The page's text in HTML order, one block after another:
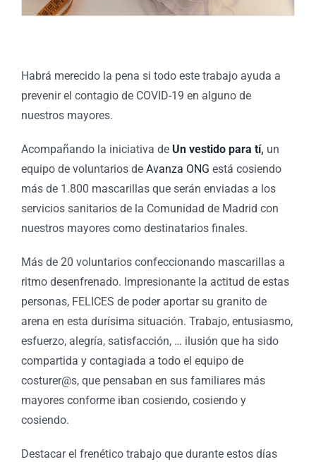
Habrá merecido la pena si todo este trabajo ayuda a
prevenir el contagio de COVID-19 en alguno de
nuestros mayores.
Acompañando la iniciativa de Un vestido para tí, un
equipo de voluntarios de Avanza ONG está cosiendo
más de 1.800 mascarillas que serán enviadas a los
servicios sanitarios de la Comunidad de Madrid con
nuestros mayores como destinatarios finales.
Más de 20 voluntarios confeccionando mascarillas a
ritmo desenfrenado. Impresionante la actitud de estas
personas, FELICES de poder aportar su granito de
arena en esta durísima situación. Trabajo, entusiasmo,
esfuerzo, alegría, satisfacción, … ilusión que ha sido
compartida y contagiada a todo el equipo de
costurer@s, que pensaban en sus familiares más
mayores conforme iban cosiendo, cosiendo y
cosiendo.
Destacar el frenético trabajo que durante estos días